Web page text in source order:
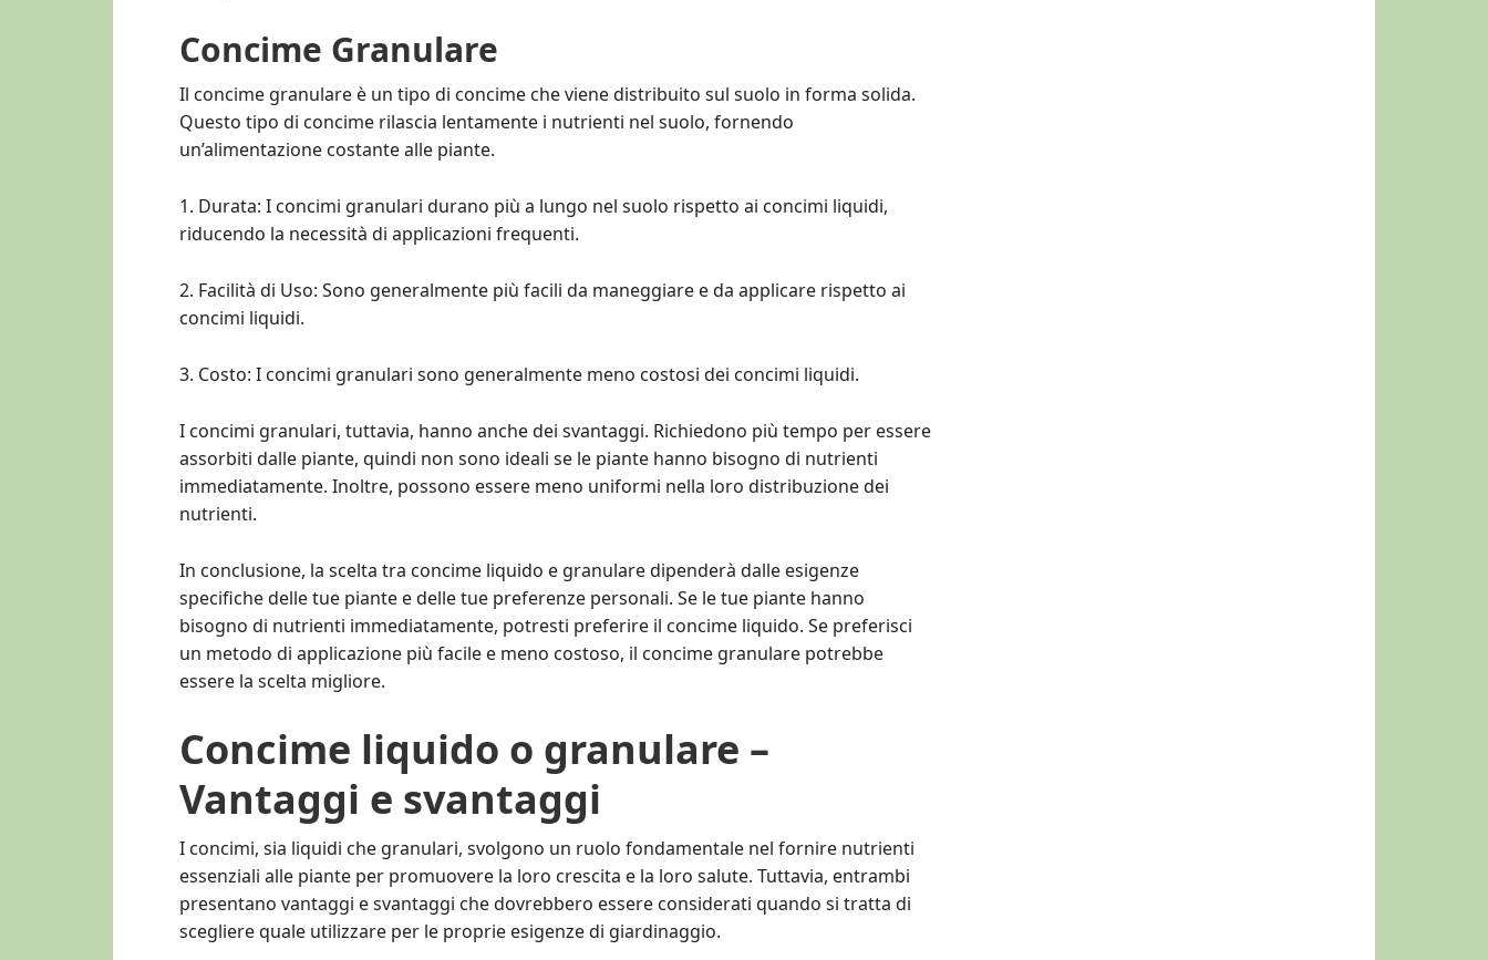
Concime Granulare
Il concime granulare è un tipo di concime che viene distribuito sul suolo in forma solida.
Questo tipo di concime rilascia lentamente i nutrienti nel suolo, fornendo
un’alimentazione costante alle piante.
1. Durata: I concimi granulari durano più a lungo nel suolo rispetto ai concimi liquidi,
riducendo la necessità di applicazioni frequenti.
2. Facilità di Uso: Sono generalmente più facili da maneggiare e da applicare rispetto ai
concimi liquidi.
3. Costo: I concimi granulari sono generalmente meno costosi dei concimi liquidi.
I concimi granulari, tuttavia, hanno anche dei svantaggi. Richiedono più tempo per essere
assorbiti dalle piante, quindi non sono ideali se le piante hanno bisogno di nutrienti
immediatamente. Inoltre, possono essere meno uniformi nella loro distribuzione dei
nutrienti.
In conclusione, la scelta tra concime liquido e granulare dipenderà dalle esigenze
specifiche delle tue piante e delle tue preferenze personali. Se le tue piante hanno
bisogno di nutrienti immediatamente, potresti preferire il concime liquido. Se preferisci
un metodo di applicazione più facile e meno costoso, il concime granulare potrebbe
essere la scelta migliore.
Concime liquido o granulare –
Vantaggi e svantaggi
I concimi, sia liquidi che granulari, svolgono un ruolo fondamentale nel fornire nutrienti
essenziali alle piante per promuovere la loro crescita e la loro salute. Tuttavia, entrambi
presentano vantaggi e svantaggi che dovrebbero essere considerati quando si tratta di
scegliere quale utilizzare per le proprie esigenze di giardinaggio.